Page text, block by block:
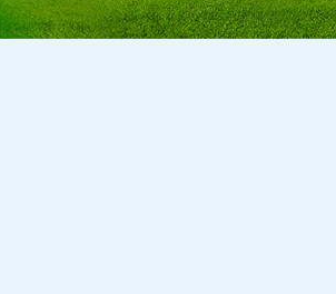
CA Cepreka s.r.o., tel: 032-7710416, e-mail: